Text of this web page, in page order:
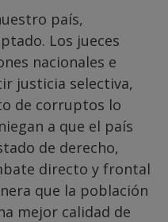
país,
Los jueces
nacionales e
justicia selectiva,
de corruptos lo
a que el país
de derecho,
directo y frontal
que la población
mejor calidad de